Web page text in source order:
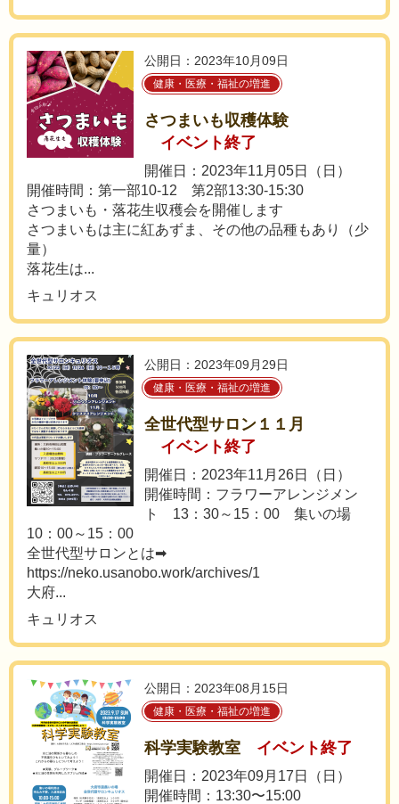
公開日：2023年10月09日
健康・医療・福祉の増進
さつまいも収穫体験
イベント終了
開催日：2023年11月05日（日）
開催時間：第一部10-12 第2部13:30-15:30
さつまいも・落花生収穫会を開催します
さつまいもは主に紅あずま、その他の品種もあり（少
量）
落花生は...
キュリオス
公開日：2023年09月29日
健康・医療・福祉の増進
全世代型サロン１１月
イベント終了
開催日：2023年11月26日（日）
開催時間：フラワーアレンジメン
ト 13：30～15：00 集いの場
10：00～15：00
全世代型サロンとは➡
https://neko.usanobo.work/archives/1
大府...
キュリオス
公開日：2023年08月15日
健康・医療・福祉の増進
科学実験教室 イベント終了
開催日：2023年09月17日（日）
開催時間：13:30〜15:00